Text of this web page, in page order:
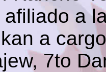
a
a
7to